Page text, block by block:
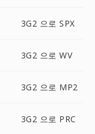
3G2 으로 SPX
3G2 으로 WV
3G2 으로 MP2
3G2 으로 PRC